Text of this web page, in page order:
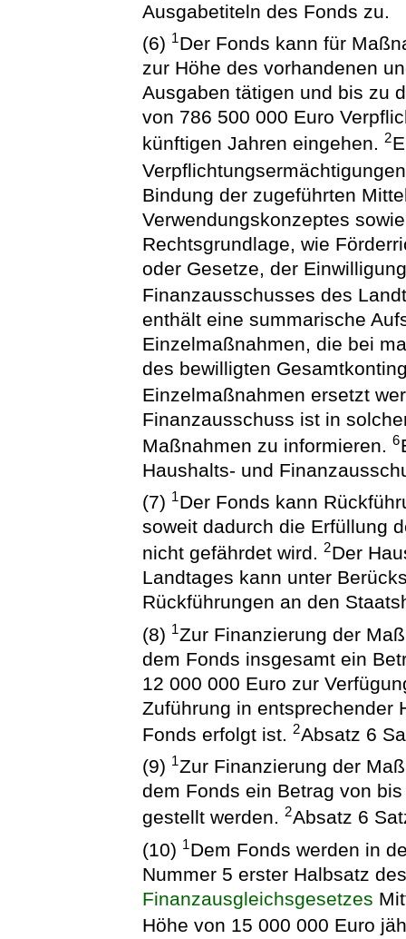
Ausgabetiteln des Fonds zu.
(6) 1Der Fonds kann für
zur Höhe des vorhandenen
Ausgaben tätigen und bis zu
von 786 500 000 Euro
künftigen Jahren eingehen.2
Bindung der zugeführten
Verwendungskonzeptes
Rechtsgrundlage, wie
oder Gesetze, der
Finanzausschusses des
enthält eine summarische
Einzelmaßnahmen, die bei
des bewilligten
Einzelmaßnahmen ersetzt
Finanzausschuss ist in
Maßnahmen zu informieren.6
Haushalts- und
(7) 1Der Fonds kann
soweit dadurch die Erfüllung
nicht gefährdet wird.2Der
Landtages kann unter
Rückführungen an den
(8) 1Zur Finanzierung der
dem Fonds insgesamt ein
12 000 000 Euro zur
Zuführung in entsprechender
Fonds erfolgt ist.2Absatz 6
(9) 1Zur Finanzierung der
dem Fonds ein Betrag von
gestellt werden.2Absatz 6
(10) 1Dem Fonds werden in
Nummer 5 erster Halbsatz
Finanzausgleichsgesetzes
Höhe von 15 000 000 Euro